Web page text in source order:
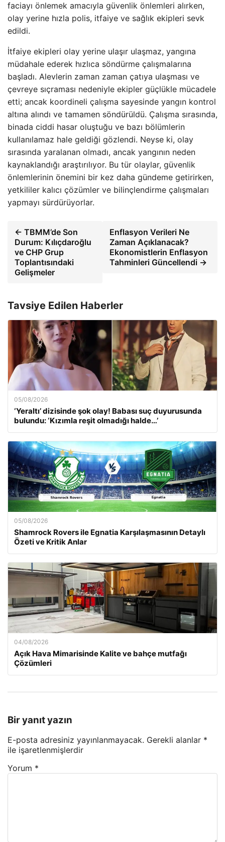
faciayı önlemek amacıyla güvenlik önlemleri alırken,
olay yerine hızla polis, itfaiye ve sağlık ekipleri sevk
edildi.
İtfaiye ekipleri olay yerine ulaşır ulaşmaz, yangına
müdahale ederek hızlıca söndürme çalışmalarına
başladı. Alevlerin zaman zaman çatıya ulaşması ve
çevreye sıçraması nedeniyle ekipler güçlükle mücadele
etti; ancak koordineli çalışma sayesinde yangın kontrol
altına alındı ve tamamen söndürüldü. Çalışma sırasında,
binada ciddi hasar oluştuğu ve bazı bölümlerin
kullanılamaz hale geldiği gözlendi. Neyse ki, olay
sırasında yaralanan olmadı, ancak yangının neden
kaynaklandığı araştırılıyor. Bu tür olaylar, güvenlik
önlemlerinin önemini bir kez daha gündeme getirirken,
yetkililer kalıcı çözümler ve bilinçlendirme çalışmaları
yapmayı sürdürüyorlar.
← TBMM’de Son
Durum: Kılıçdaroğlu
ve CHP Grup
Toplantısındaki
Gelişmeler
Enflasyon Verileri Ne
Zaman Açıklanacak?
Ekonomistlerin Enflasyon
Tahminleri Güncellendi →
Tavsiye Edilen Haberler
05/08/2026
‘Yeraltı’ dizisinde şok olay! Babası suç duyurusunda
bulundu: ‘Kızımla reşit olmadığı halde…’
05/08/2026
Shamrock Rovers ile Egnatia Karşılaşmasının Detaylı
Özeti ve Kritik Anlar
04/08/2026
Açık Hava Mimarisinde Kalite ve bahçe mutfağı
Çözümleri
Bir yanıt yazın
E-posta adresiniz yayınlanmayacak. Gerekli alanlar *
ile işaretlenmişlerdir
Yorum *